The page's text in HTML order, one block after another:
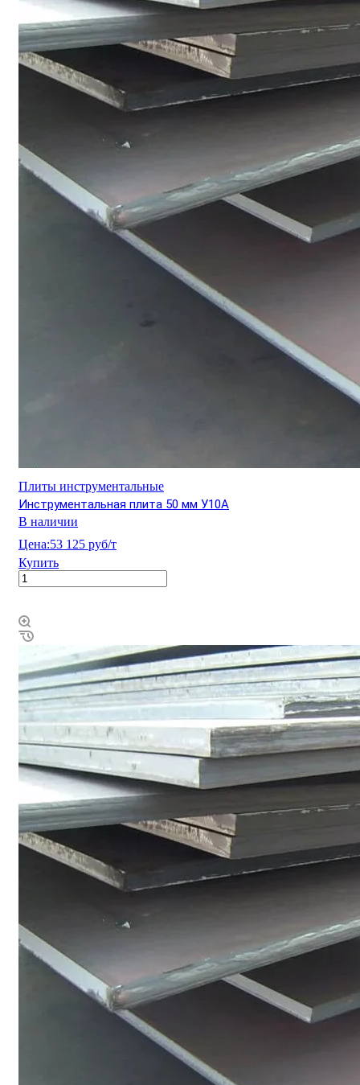
Плиты инструментальные
Инструментальная плита 50 мм У10А
В наличии
Цена:53 125 руб/т
Купить